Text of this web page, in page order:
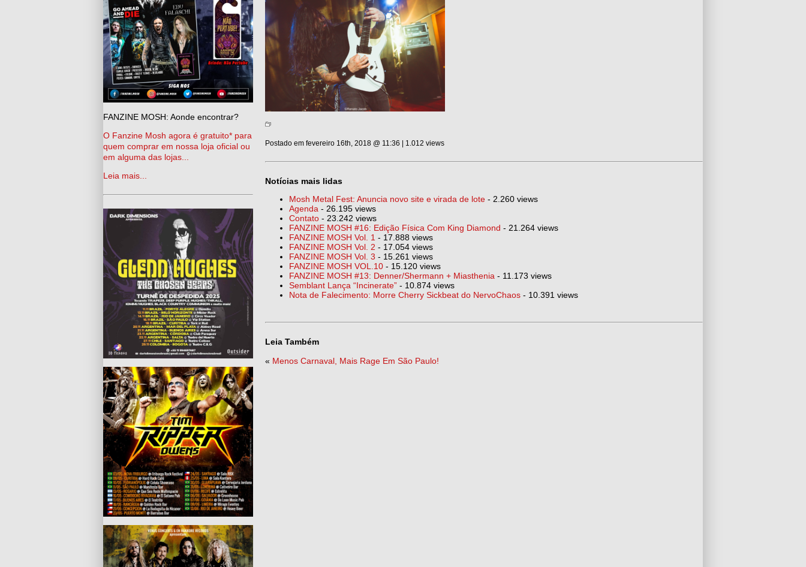
FANZINE MOSH: Aonde encontrar?
O Fanzine Mosh agora é gratuito* para
quem comprar em nossa loja oficial ou
em alguma das lojas...
Leia mais...
Postado em fevereiro 16th, 2018 @ 11:36 | 1.012 views
Notícias mais lidas
Mosh Metal Fest: Anuncia novo site e virada de lote - 2.260 views
Agenda - 26.195 views
Contato - 23.242 views
FANZINE MOSH #16: Edição Física Com King Diamond - 21.264 views
FANZINE MOSH Vol. 1 - 17.888 views
FANZINE MOSH Vol. 2 - 17.054 views
FANZINE MOSH Vol. 3 - 15.261 views
FANZINE MOSH VOL.10 - 15.120 views
FANZINE MOSH #13: Denner/Shermann + Miasthenia - 11.173 views
Semblant Lança “Incinerate” - 10.874 views
Nota de Falecimento: Morre Cherry Sickbeat do NervoChaos - 10.391 views
Leia Também
« Menos Carnaval, Mais Rage Em São Paulo!